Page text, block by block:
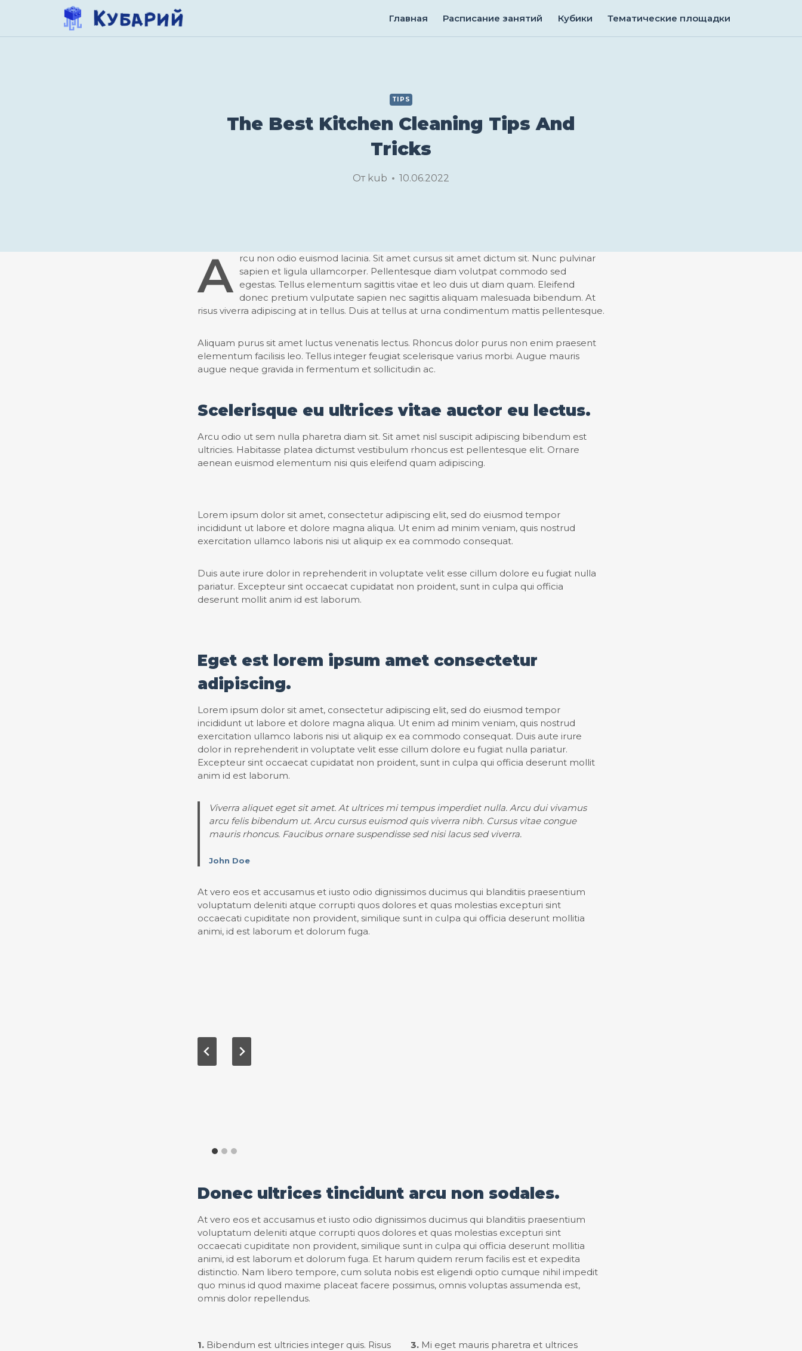
Главная Расписание занятий Кубики Тематические площадки
TIPS
The Best Kitchen Cleaning Tips And
Tricks
От kub 10.06.2022
A
rcu non odio euismod lacinia. Sit amet cursus sit amet dictum sit. Nunc pulvinar
sapien et ligula ullamcorper. Pellentesque diam volutpat commodo sed
egestas. Tellus elementum sagittis vitae et leo duis ut diam quam. Eleifend
donec pretium vulputate sapien nec sagittis aliquam malesuada bibendum. At
risus viverra adipiscing at in tellus. Duis at tellus at urna condimentum mattis pellentesque.
Aliquam purus sit amet luctus venenatis lectus. Rhoncus dolor purus non enim praesent
elementum facilisis leo. Tellus integer feugiat scelerisque varius morbi. Augue mauris
augue neque gravida in fermentum et sollicitudin ac.
Scelerisque eu ultrices vitae auctor eu lectus.
Arcu odio ut sem nulla pharetra diam sit. Sit amet nisl suscipit adipiscing bibendum est
ultricies. Habitasse platea dictumst vestibulum rhoncus est pellentesque elit. Ornare
aenean euismod elementum nisi quis eleifend quam adipiscing.
Lorem ipsum dolor sit amet, consectetur adipiscing elit, sed do eiusmod tempor
incididunt ut labore et dolore magna aliqua. Ut enim ad minim veniam, quis nostrud
exercitation ullamco laboris nisi ut aliquip ex ea commodo consequat.
Duis aute irure dolor in reprehenderit in voluptate velit esse cillum dolore eu fugiat nulla
pariatur. Excepteur sint occaecat cupidatat non proident, sunt in culpa qui officia
deserunt mollit anim id est laborum.
Eget est lorem ipsum amet consectetur
adipiscing.
Lorem ipsum dolor sit amet, consectetur adipiscing elit, sed do eiusmod tempor
incididunt ut labore et dolore magna aliqua. Ut enim ad minim veniam, quis nostrud
exercitation ullamco laboris nisi ut aliquip ex ea commodo consequat. Duis aute irure
dolor in reprehenderit in voluptate velit esse cillum dolore eu fugiat nulla pariatur.
Excepteur sint occaecat cupidatat non proident, sunt in culpa qui officia deserunt mollit
anim id est laborum.
Viverra aliquet eget sit amet. At ultrices mi tempus imperdiet nulla. Arcu dui vivamus
arcu felis bibendum ut. Arcu cursus euismod quis viverra nibh. Cursus vitae congue
mauris rhoncus. Faucibus ornare suspendisse sed nisi lacus sed viverra.
John Doe
At vero eos et accusamus et iusto odio dignissimos ducimus qui blanditiis praesentium
voluptatum deleniti atque corrupti quos dolores et quas molestias excepturi sint
occaecati cupiditate non provident, similique sunt in culpa qui officia deserunt mollitia
animi, id est laborum et dolorum fuga.
Donec ultrices tincidunt arcu non sodales.
At vero eos et accusamus et iusto odio dignissimos ducimus qui blanditiis praesentium
voluptatum deleniti atque corrupti quos dolores et quas molestias excepturi sint
occaecati cupiditate non provident, similique sunt in culpa qui officia deserunt mollitia
animi, id est laborum et dolorum fuga. Et harum quidem rerum facilis est et expedita
distinctio. Nam libero tempore, cum soluta nobis est eligendi optio cumque nihil impedit
quo minus id quod maxime placeat facere possimus, omnis voluptas assumenda est,
omnis dolor repellendus.
1. Bibendum est ultricies integer quis. Risus
3. Mi eget mauris pharetra et ultrices